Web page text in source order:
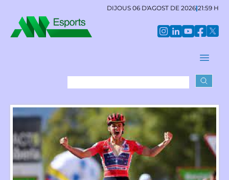
DIJOUS 06 D'AGOST DE 2026|21:59 H